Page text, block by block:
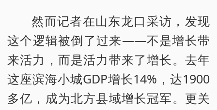
然而记者在山东龙口采访，发现
这个逻辑被倒了过来——不是增长带
来活力，而是活力带来了增长。去年
这座滨海小城GDP增长14%，达1900
多亿，成为北方县域增长冠军。更关